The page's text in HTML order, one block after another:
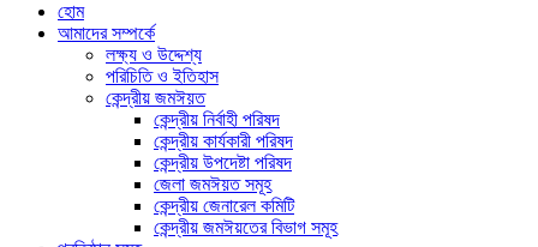
হোম
আমাদের সম্পর্কে
লক্ষ্য ও উদ্দেশ্য
পরিচিতি ও ইতিহাস
কেন্দ্রীয় জমঈয়ত
কেন্দ্রীয় নির্বাহী পরিষদ
কেন্দ্রীয় কার্যকারী পরিষদ
কেন্দ্রীয় উপদেষ্টা পরিষদ
জেলা জমঈয়ত সমূহ
কেন্দ্রীয় জেনারেল কমিটি
কেন্দ্রীয় জমঈয়তের বিভাগ সমূহ